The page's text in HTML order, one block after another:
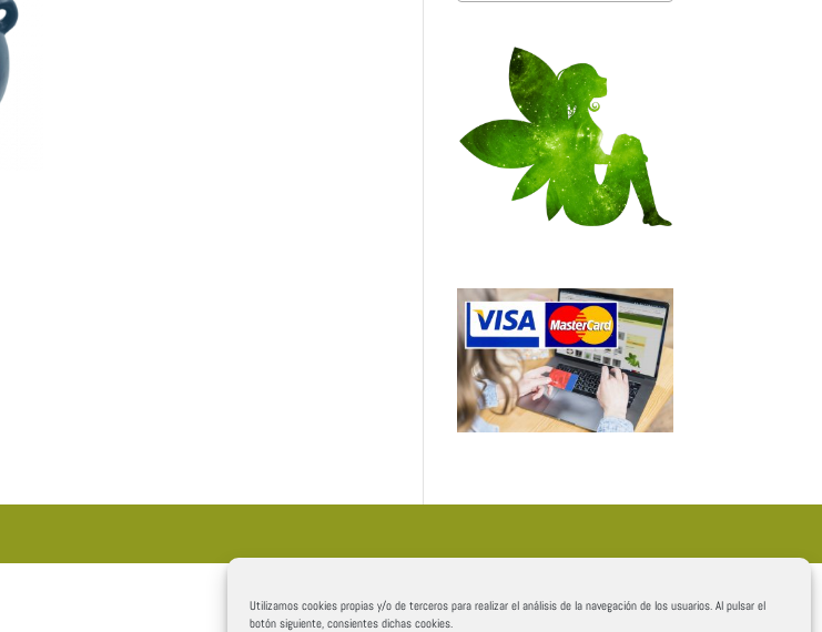
Utilizamos cookies propias y/o de terceros para realizar el análisis de la navegación de los usuarios. Al pulsar el
botón siguiente, consientes dichas cookies.